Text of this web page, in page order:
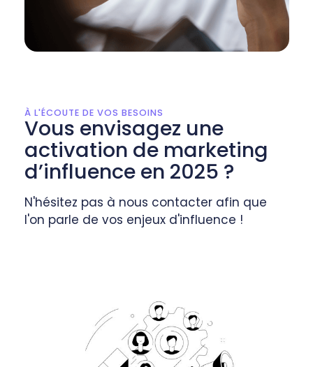
À L'ÉCOUTE DE VOS BESOINS
Vous envisagez une
activation de marketing
d’influence en 2025 ?
N'hésitez pas à nous contacter afin que
l'on parle de vos enjeux d'influence !